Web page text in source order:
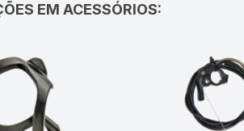
EM ACESSÓRIOS: